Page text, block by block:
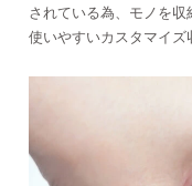
されている為、モノを
使いやすいカスタマイズ